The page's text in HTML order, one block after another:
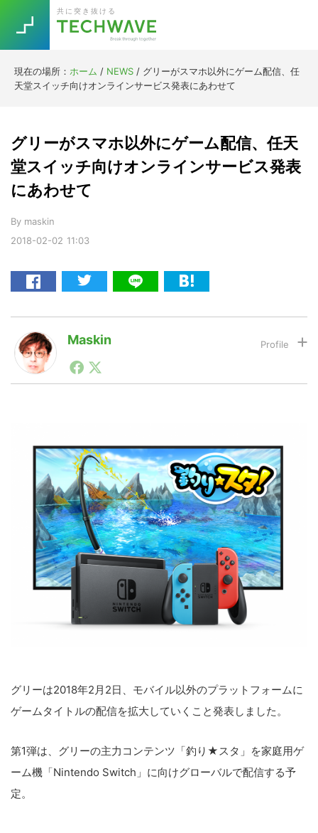
primary
navigation
main
content
primary
sidebar
footer
共に突き抜ける
現在の場所： ホーム / NEWS / グリーがスマホ以外にゲーム配信、任
天堂スイッチ向けオンラインサービス発表にあわせて
2018-02-02 11:03
グリーがスマホ以外にゲーム配信、任天
堂スイッチ向けオンラインサービス発表
にあわせて
By maskin
Maskin
1990年代初頭から記者としてまた起業家としてITスタ
ートアップ業界のハードウェアからソフトウェアの事業
スクとして数億PV事業に。世界最大IT系メディア（ス
ペイン）の元日本編集長、World Innovation Lab(WiL)
などを経て、現在、スタートアップ支援側の取り組みに
注力中。
グリーは2018年2月2日、モバイル以外のプラットフォームに
ゲームタイトルの配信を拡大していくこと発表しました。
第1弾は、グリーの主力コンテンツ「釣り★スタ」を家庭用ゲ
ーム機「Nintendo Switch」に向けグローバルで配信する予
定。
TOPICS
RE:LIFE
Re:Work
AI
暗号資産
VR/AR
[Startup]
[Voice Edition]
[YouTube]
LINE
特集
Block Data Bank
Trend 今話題の注目キーワード
5G Asana テレワーク
ニューノーマル
Daily Weekly